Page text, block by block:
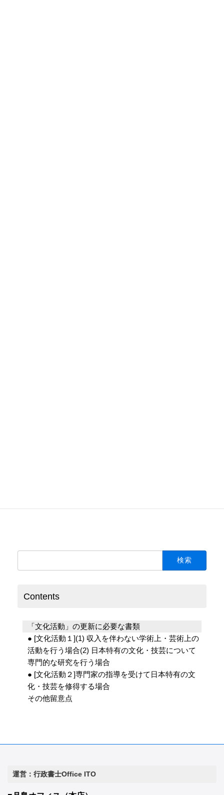
検
Contents
「文化活動」の更新に必要な書類
● [文化活動１](1) 収入を伴わない学術上・芸術上の
活動を行う場合(2) 日本特有の文化・技芸について
専門的な研究を行う場合
● [文化活動２]専門家の指導を受けて日本特有の文
化・技芸を修得する場合
その他留意点
運営：行政書士Office ITO